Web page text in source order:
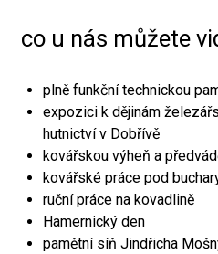
co u nás můžete
plně funkční technickou
expozici k dějinám
hutnictví v Dobřívě
kovářskou výheň a
kovářské práce pod
ruční práce na kovadlině
Hamernický den
pamětní síň Jindřicha